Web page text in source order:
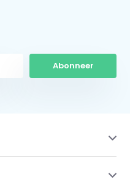
Abonneer